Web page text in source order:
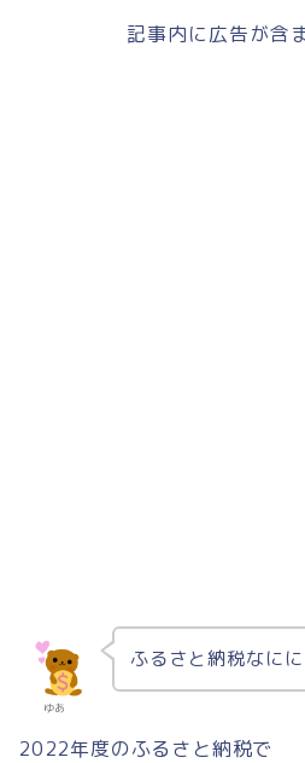
記事内に広告が含
ゆあ
ふるさと納税なにに
2022年度のふるさと納税で